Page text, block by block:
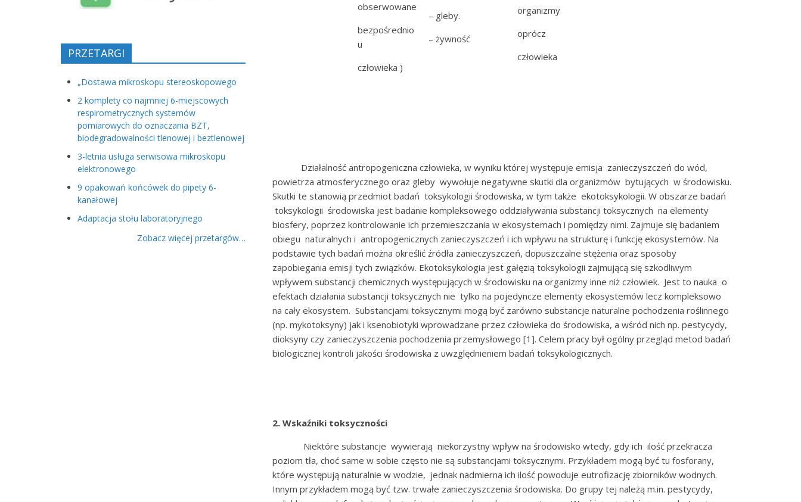
obserwowane
bezpośrednio
u
człowieka )
– gleby.
– żywność
organizmy
oprócz
człowieka
Działalność antropogeniczna człowieka, w wyniku której występuje emisja zanieczyszczeń do wód,
powietrza atmosferycznego oraz gleby wywołuje negatywne skutki dla organizmów bytujących w środowisku.
Skutki te stanowią przedmiot badań toksykologii środowiska, w tym także ekotoksykologii. W obszarze badań
toksykologii środowiska jest badanie kompleksowego oddziaływania substancji toksycznych na elementy
biosfery, poprzez kontrolowanie ich przemieszczania w ekosystemach i pomiędzy nimi. Zajmuje się badaniem
obiegu naturalnych i antropogenicznych zanieczyszczeń i ich wpływu na strukturę i funkcję ekosystemów. Na
podstawie tych badań można określić źródła zanieczyszczeń, dopuszczalne stężenia oraz sposoby
zapobiegania emisji tych związków. Ekotoksykologia jest gałęzią toksykologii zajmującą się szkodliwym
wpływem substancji chemicznych występujących w środowisku na organizmy inne niż człowiek. Jest to nauka o
efektach działania substancji toksycznych nie tylko na pojedyncze elementy ekosystemów lecz kompleksowo
na cały ekosystem. Substancjami toksycznymi mogą być zarówno substancje naturalne pochodzenia roślinnego
(np. mykotoksyny) jak i ksenobiotyki wprowadzane przez człowieka do środowiska, a wśród nich np. pestycydy,
dioksyny czy zanieczyszczenia pochodzenia przemysłowego [1]. Celem pracy był ogólny przegląd metod badań
biologicznej kontroli jakości środowiska z uwzględnieniem badań toksykologicznych.
2. Wskaźniki toksyczności
Niektóre substancje wywierają niekorzystny wpływ na środowisko wtedy, gdy ich ilość przekracza
poziom tła, choć same w sobie często nie są substancjami toksycznymi. Przykładem mogą być tu fosforany,
które występują naturalnie w wodzie, jednak nadmierna ich ilość powoduje eutrofizację zbiorników wodnych.
Innym przykładem mogą być tzw. trwałe zanieczyszczenia środowiska. Do grupy tej należą m.in. pestycydy,
PRZETARGI
„Dostawa mikroskopu stereoskopowego
2 komplety co najmniej 6-miejscowych
respirometrycznych systemów
pomiarowych do oznaczania BZT,
biodegradowalności tlenowej i beztlenowej
3-letnia usługa serwisowa mikroskopu
elektronowego
9 opakowań końcówek do pipety 6-
kanałowej
Adaptacja stołu laboratoryjnego
Zobacz więcej przetargów…